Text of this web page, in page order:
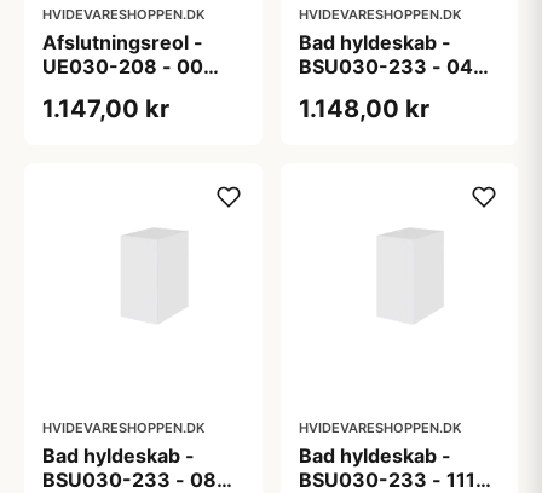
HVIDEVARESHOPPEN.DK
Afslutningsreol -
UE030-208 - 00
1.147,00 kr
HVIDEVARESHOPPEN.DK
Bad hyldeskab -
BSU030-233 - 04
1.148,00 kr
HVIDEVARESHOPPEN.DK
Bad hyldeskab -
BSU030-233 - 08
HVIDEVARESHOPPEN.DK
Bad hyldeskab -
BSU030-233 - 111